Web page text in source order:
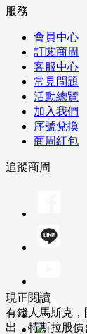
服務
會員中心
訂閱商周
客服中心
常見問題
活動總覽
加入我們
序號兌換
商周紅包
追蹤商周
現正閱讀
有錢人馬斯克
出，特斯拉股價